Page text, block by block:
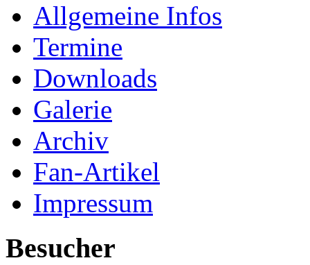
Allgemeine Infos
Termine
Downloads
Galerie
Archiv
Fan-Artikel
Impressum
Besucher